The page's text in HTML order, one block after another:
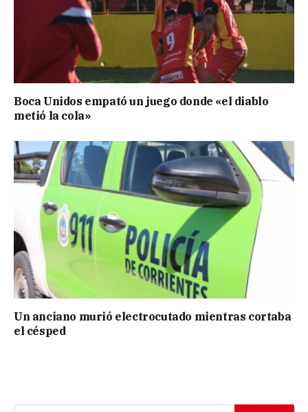
Boca Unidos empató un juego donde «el diablo
metió la cola»
Un anciano murió electrocutado mientras cortaba
el césped